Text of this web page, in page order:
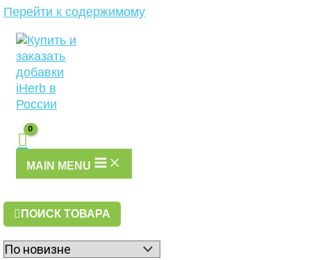
Перейти к содержимому
MAIN MENU
ПОИСК ТОВАРА